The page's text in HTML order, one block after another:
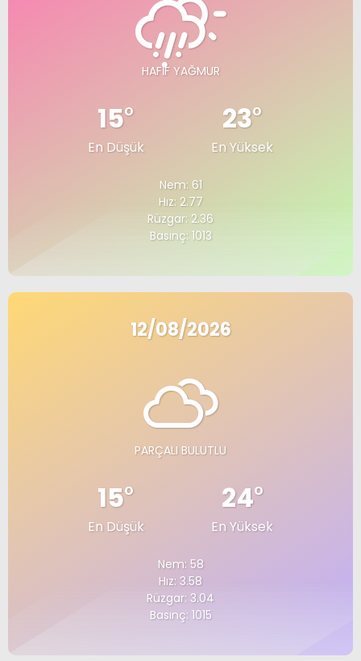
HAFIF YAĞMUR
15°
En Düşük
23°
En Yüksek
Nem: 61
Hız: 2.77
Rüzgar: 2.36
Basınç: 1013
12/08/2026
PARÇALI BULUTLU
15°
En Düşük
24°
En Yüksek
Nem: 58
Hız: 3.58
Rüzgar: 3.04
Basınç: 1015